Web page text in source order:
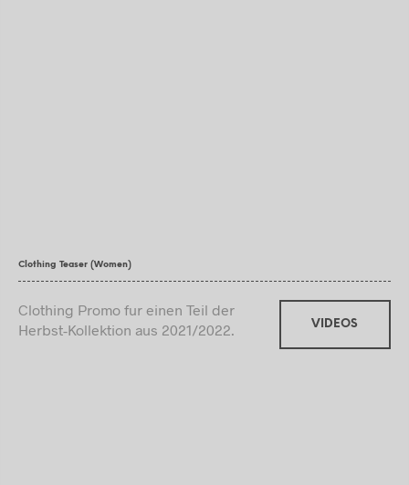
Clothing Teaser (Women)
Clothing Promo fur einen Teil der
Herbst-Kollektion aus 2021/2022.
VIDEOS